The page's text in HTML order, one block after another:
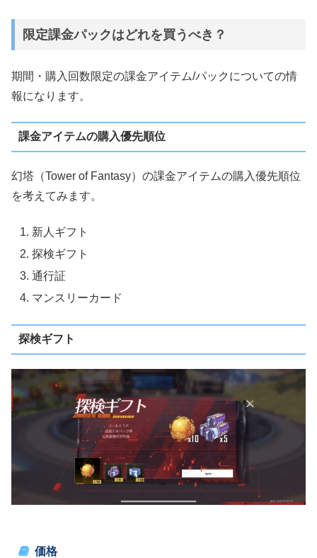
限定課金パックはどれを買うべき？
期間・購入回数限定の課金アイテム/パックについての情
報になります。
課金アイテムの購入優先順位
幻塔（Tower of Fantasy）の課金アイテムの購入優先順位
を考えてみます。
新人ギフト
探検ギフト
通行証
マンスリーカード
探検ギフト
価格